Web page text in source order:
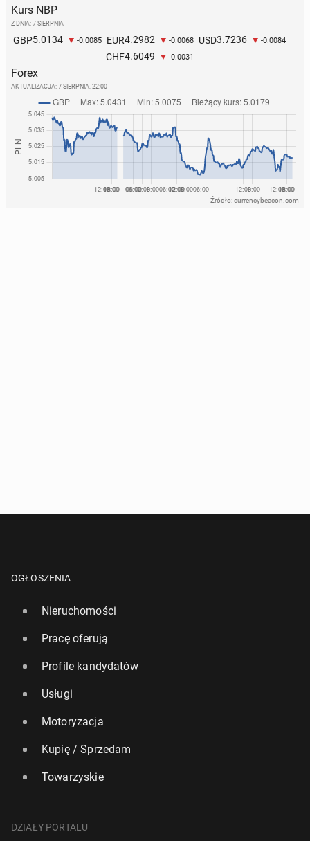
Kurs NBP
Z DNIA: 7 SIERPNIA
GBP5.0134 -0.0085 EUR4.2982 -0.0068 USD3.7236 -0.0084
CHF4.6049 -0.0031
Forex
AKTUALIZACJA: 7 SIERPNIA, 22:00
Źródło: currencybeacon.com
OGŁOSZENIA
Nieruchomości
Pracę oferują
Profile kandydatów
Usługi
Motoryzacja
Kupię / Sprzedam
Towarzyskie
DZIAŁY PORTALU